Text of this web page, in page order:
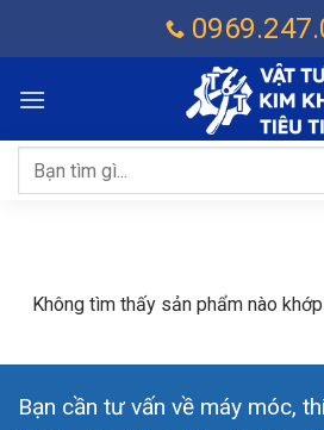
dung
Tìm
kiếm:
Không tìm thấy sản phẩm nào
Bạn cần tư vấn về máy móc,